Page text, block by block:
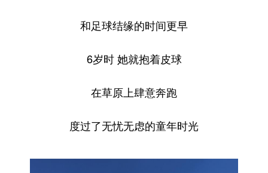
和足球结缘的时间更早
6岁时 她就抱着皮球
在草原上肆意奔跑
度过了无忧无虑的童年时光